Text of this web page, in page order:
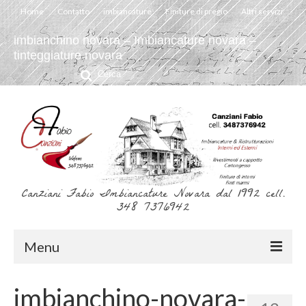
Home Contatto imbiancature Finiture di pregio Altri servizi
imbianchino novara – Imbiancature novara –
tinteggiature novara
Cerca:
Canziani Fabio Imbiancature Novara dal 1992 cell.
348 7376942
Menu
imbianchino-novara-